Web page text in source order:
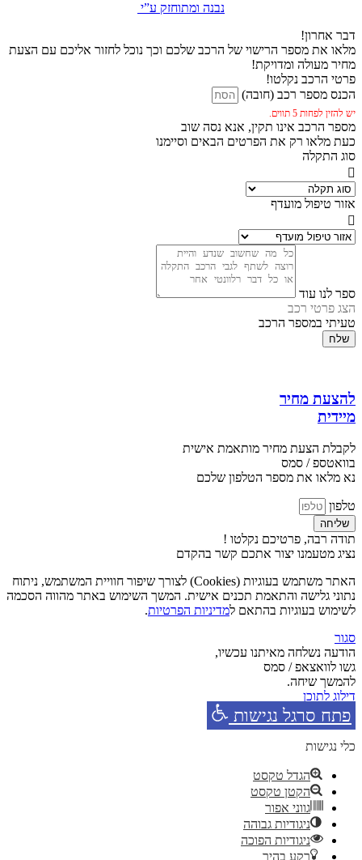
נבנה ומתוחזק ע”י
דבר אחרון!
מלאו את מספר הרישוי של הרכב שלכם וכך נוכל לחזור אליכם עם הצעת
מחיר מעולה ומדויקת!
פרטי הרכב נקלטו!
הכנס מספר רכב (חובה)
יש להזין לפחות 5 תווים.
מספר הרכב אינו תקין, אנא נסה שוב
כעת מלאו רק את הפרטים הבאים וסיימנו
סוג התקלה
אזור טיפול מועדף
ספר לנו עוד
הצג פרטי רכב
טעיתי במספר הרכב
שלח
להצעת מחיר
מיידית
לקבלת הצעת מחיר מותאמת אישית
בוואטספ / סמס
נא מלאו את מספר הטלפון שלכם
טלפון
שליחה
תודה רבה, פרטיכם נקלטו !
נציג מטעמנו יצור אתכם קשר בהקדם
האתר משתמש בעוגיות (Cookies) לצורך שיפור חוויית המשתמש, ניתוח
נתוני גלישה והתאמת תכנים אישית. המשך השימוש באתר מהווה הסכמה
לשימוש בעוגיות בהתאם למדיניות הפרטיות.
סגור
הודעה נשלחה מאיתנו עכשיו,
גשו לוואצאפ / סמס
להמשך שיחה.
דילוג לתוכן
פתח סרגל נגישות
כלי נגישות
הגדל טקסט
הקטן טקסט
גווני אפור
ניגודיות גבוהה
ניגודיות הפוכה
רקע בהיר